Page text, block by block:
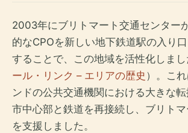
2003年にブリトマート交通センター
的なCPOを新しい地下鉄道駅の入り
することで、この地域を活性化しまし
ール・リンク – エリアの歴史 ）。こ
ンドの公共交通機関における大きな
市中心部と鉄道を再接続し、ブリト
を支援しました。